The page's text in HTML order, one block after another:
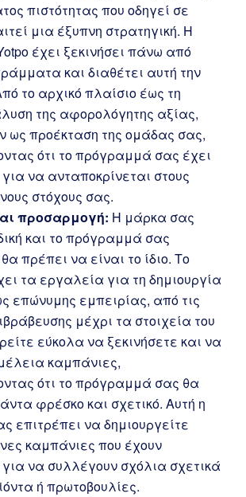
πιστότητας που οδηγεί σε
μια έξυπνη στρατηγική. Η
έχει ξεκινήσει πάνω από
και διαθέτει αυτή την
το αρχικό πλαίσιο έως τη
της αφορολόγητης αξίας,
ως προέκταση της ομάδας σας,
ότι το πρόγραμμά σας έχει
να ανταποκρίνεται στους
στόχους σας.
προσαρμογή: Η μάρκα σας
και το πρόγραμμά σας
πρέπει να είναι το ίδιο. Το
τα εργαλεία για τη δημιουργία
επώνυμης εμπειρίας, από τις
μέχρι τα στοιχεία του
εύκολα να ξεκινήσετε και να
καμπάνιες,
ότι το πρόγραμμά σας θα
φρέσκο και σχετικό. Αυτή η
επιτρέπει να δημιουργείτε
καμπάνιες που έχουν
για να συλλέγουν σχόλια σχετικά
ή πρωτοβουλίες.